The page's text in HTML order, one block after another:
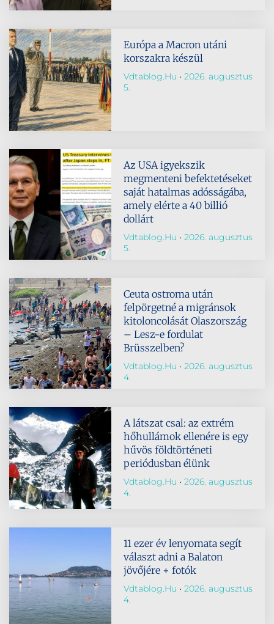
Európa a Macron utáni
korszakra készül
Vdtablog.hu
2026. augusztus
5.
Az USA igyekszik
megmenteni befektetéseket
saját hatalmas adósságába,
amely elérte a 40 billió
dollárt
Vdtablog.hu
2026. augusztus
5.
Ceuta ostroma után
felpörgetné a migránsok
kitoloncolását Olaszország
– Lesz-e fordulat
Brüsszelben?
Vdtablog.hu
2026. augusztus
4.
A látszat csal: az extrém
hőhullámok ellenére is egy
hűvös földtörténeti
periódusban élünk
Vdtablog.hu
2026. augusztus
4.
11 ezer év lenyomata segít
választ adni a Balaton
jövőjére + fotók
Vdtablog.hu
2026. augusztus
4.